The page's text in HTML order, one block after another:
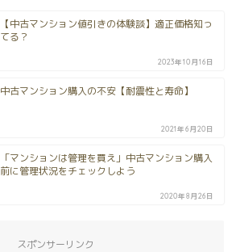
【中古マンション値引きの体験談】適正価格知っ
てる？
2023年10月16日
中古マンション購入の不安【耐震性と寿命】
2021年6月20日
「マンションは管理を買え」中古マンション購入
前に管理状況をチェックしよう
2020年8月26日
スポンサーリンク